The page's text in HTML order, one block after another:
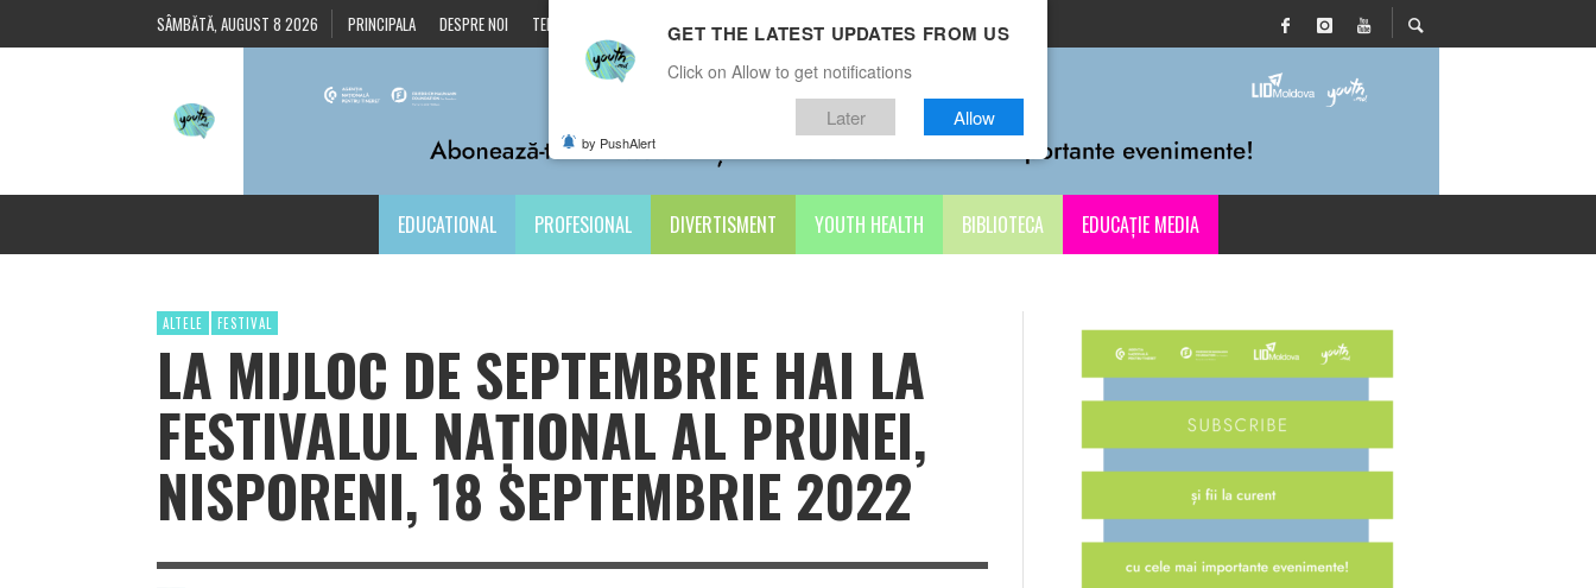
SÂMBĂTĂ, AUGUST 8 2026 PRINCIPALA DESPRE NOI TERMENI ȘI CONDIȚII CONTACTE
EDUCATIONAL PROFESIONAL DIVERTISMENT YOUTH HEALTH BIBLIOTECA EDUCAȚIE MEDIA
ALTELE FESTIVAL
LA MIJLOC DE SEPTEMBRIE HAI LA
FESTIVALUL NAȚIONAL AL PRUNEI,
NISPORENI, 18 SEPTEMBRIE 2022
GET THE LATEST UPDATES FROM US
Click on Allow to get notifications
Later Allow
by PushAlert